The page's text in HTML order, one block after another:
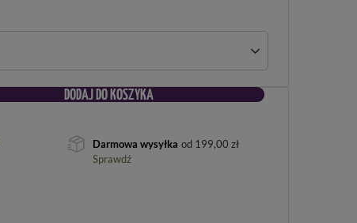
DODAJ DO KOSZYKA
Darmowa wysyłka od 199,00 zł
Sprawdź